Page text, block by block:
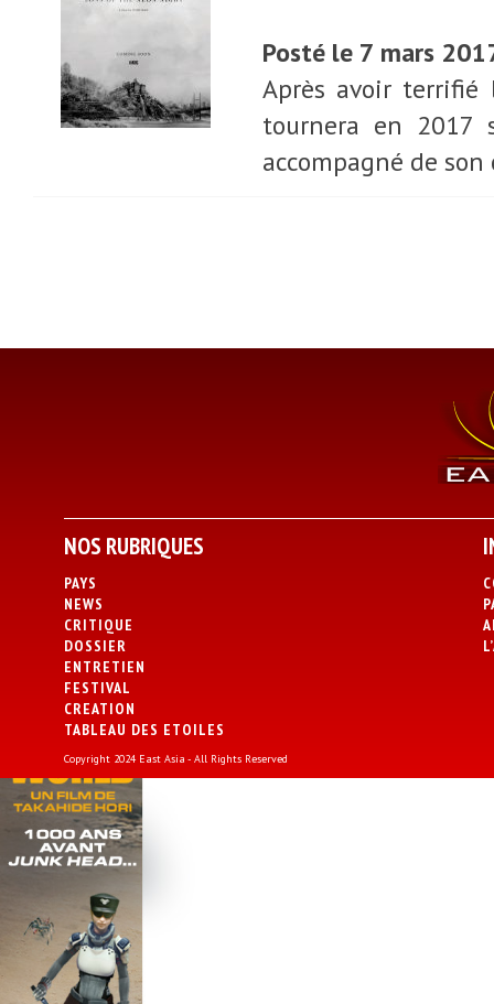
Posté le 7 mars
Après avoir terrifié
tournera en 2017
accompagné de
NOS RUBRIQUES
PAYS
NEWS
CRITIQUE
DOSSIER
ENTRETIEN
FESTIVAL
CREATION
TABLEAU DES ETOILES
Copyright 2024 East Asia - All Rights Reserved